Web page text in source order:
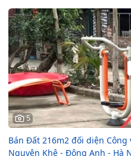
5
Bán Đất 216m2 đối diện
Nguyên Khê - Đông Anh - Hà